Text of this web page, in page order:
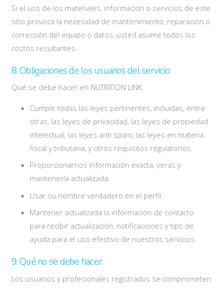
Si el uso de los materiales, información o servicios de este
sitio provoca la necesidad de mantenimiento, reparación o
corrección del equipo o datos, usted asume todos los
costos resultantes.
8. Obligaciones de los usuarios del servicio:
Qué se debe hacer en NUTRITION LINK:
Cumplir todas las leyes pertinentes, incluidas, entre
otras, las leyes de privacidad, las leyes de propiedad
intelectual, las leyes anti spam, las leyes en materia
fiscal y tributaria, y otros requisitos regulatorios.
Proporcionarnos información exacta, verás y
mantenerla actualizada.
Usar su nombre verdadero en el perfil.
Mantener actualizada la información de contacto
para recibir actualización, notificaciones y tips de
ayuda para el uso efectivo de nuestros servicios.
9. Qué no se debe hacer:
Los usuarios y profesionales registrados se comprometen